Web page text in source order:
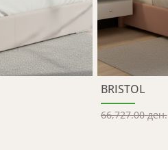
BRISTOL
66,727.00 ден.